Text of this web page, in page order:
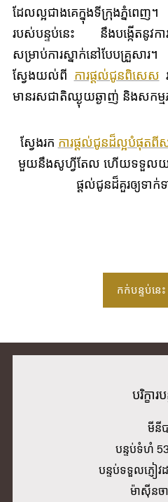
ដែលល្អជាងគេក្នុងទីក្រុងភ្នំពេញ។
របស់បន្ទប់នេះ នឹងបង្កើតនូវកា
សម្រាប់ការស្នាក់នៅបែបគ្រួសា
ស្វែងយល់ពី ការផ្តល់ជូនពិសេស
មានរសជាតិឈ្ងុយឆ្ងាញ់ និងសកម្ម
ស្វែងរក ការផ្តល់ជូនដ៏ល្អបំផុតពីស
មួយនឹងសូហ្វីតែល ហើយទទួលយក
ផ្តល់ជូនដ៏គួរឲ្យទា
កក់បន្ទប់នេះ
បរិក្ខារ
មីនីប
បន្ទប់ទំហំ 53
បន្ទប់ទទួលភ្ញៀ
ម៉ាស៊ីនច